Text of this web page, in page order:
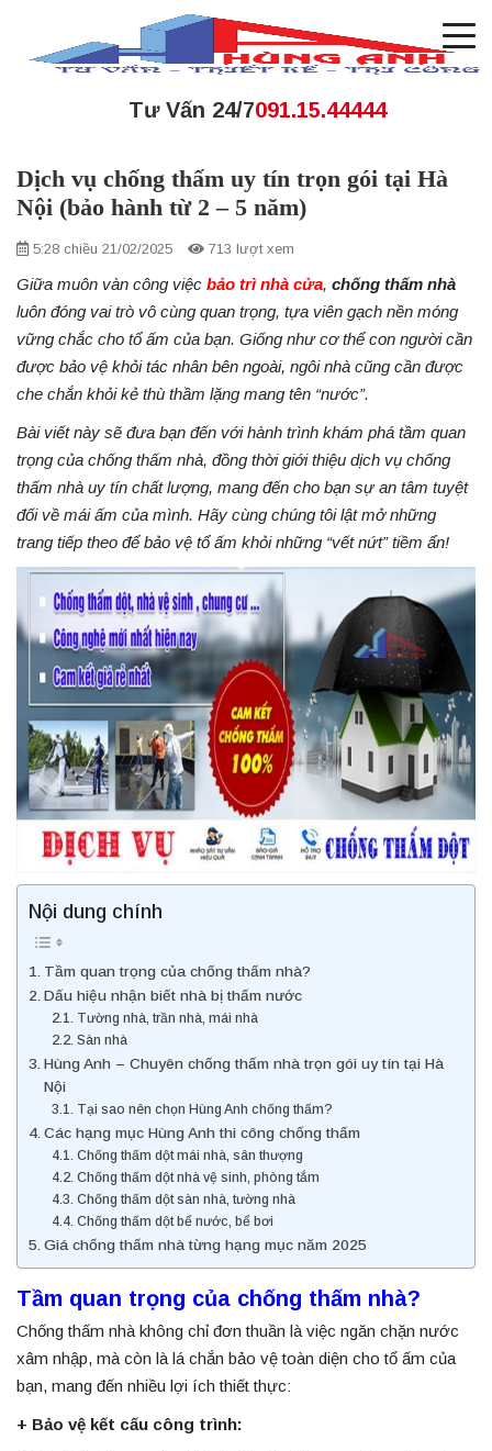
Tư Vấn 24/7091.15.44444
Dịch vụ chống thấm uy tín trọn gói tại Hà
Nội (bảo hành từ 2 – 5 năm)
5:28 chiều 21/02/2025 713 lượt xem
Giữa muôn vàn công việc bảo trì nhà cửa, chống thấm nhà
luôn đóng vai trò vô cùng quan trọng, tựa viên gạch nền móng
vững chắc cho tổ ấm của bạn. Giống như cơ thể con người cần
được bảo vệ khỏi tác nhân bên ngoài, ngôi nhà cũng cần được
che chắn khỏi kẻ thù thầm lặng mang tên “nước”.
Bài viết này sẽ đưa bạn đến với hành trình khám phá tầm quan
trọng của chống thấm nhà, đồng thời giới thiệu dịch vụ chống
thấm nhà uy tín chất lượng, mang đến cho bạn sự an tâm tuyệt
đối về mái ấm của mình. Hãy cùng chúng tôi lật mở những
trang tiếp theo để bảo vệ tổ ấm khỏi những “vết nứt” tiềm ẩn!
Nội dung chính
Tầm quan trọng của chống thấm nhà?
Dấu hiệu nhận biết nhà bị thấm nước
Tường nhà, trần nhà, mái nhà
Sàn nhà
Hùng Anh – Chuyên chống thấm nhà trọn gói uy tín tại Hà
Nội
Tại sao nên chọn Hùng Anh chống thấm?
Các hạng mục Hùng Anh thi công chống thấm
Chống thấm dột mái nhà, sân thượng
Chống thấm dột nhà vệ sinh, phòng tắm
Chống thấm dột sàn nhà, tường nhà
Chống thấm dột bể nước, bể bơi
Giá chống thấm nhà từng hạng mục năm 2025
Tầm quan trọng của chống thấm nhà?
Chống thấm nhà không chỉ đơn thuần là việc ngăn chặn nước
xâm nhập, mà còn là lá chắn bảo vệ toàn diện cho tổ ấm của
bạn, mang đến nhiều lợi ích thiết thực:
+ Bảo vệ kết cấu công trình: